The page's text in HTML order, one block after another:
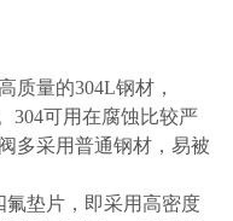
质量的304L钢材，
304可用在腐蚀比较严
多采用普通钢材，易被
垫片，即采用高密度